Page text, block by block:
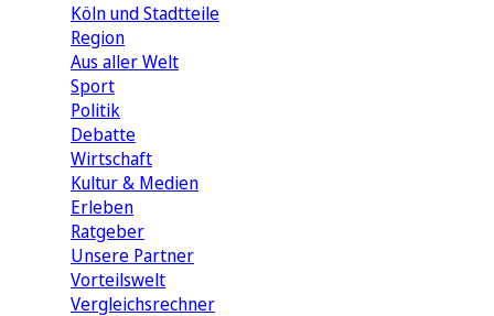
Köln und Stadtteile
Region
Aus aller Welt
Sport
Politik
Debatte
Wirtschaft
Kultur & Medien
Erleben
Ratgeber
Unsere Partner
Vorteilswelt
Vergleichsrechner